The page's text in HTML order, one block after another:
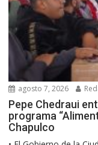
agosto 7, 2026
Pepe Chedraui
programa
Chapulco